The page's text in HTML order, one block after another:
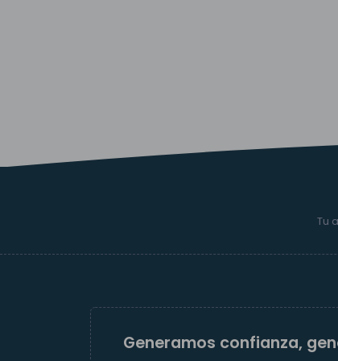
Tu
Generamos confianza,